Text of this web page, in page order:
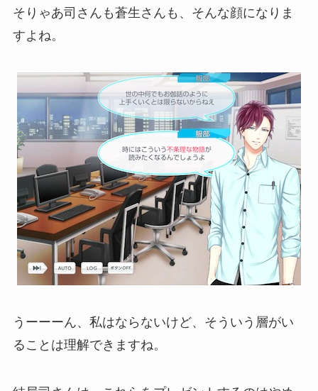
そりゃあ司さんも蒼生さんも、そんな顔になりま
すよね。
うーーーん、私はならないけど、そういう層がい
ることは理解できますね。